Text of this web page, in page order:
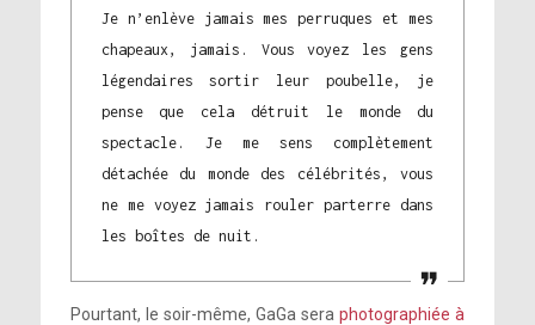
Je n’enlève jamais mes perruques et mes
chapeaux, jamais. Vous voyez les gens
légendaires sortir leur poubelle, je
pense que cela détruit le monde du
spectacle. Je me sens complètement
détachée du monde des célébrités, vous
ne me voyez jamais rouler parterre dans
les boîtes de nuit.
Pourtant, le soir-même, GaGa seraphotographiée à